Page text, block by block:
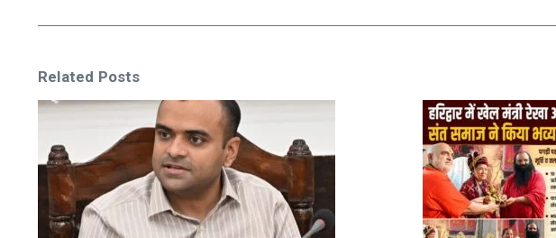
Related Posts